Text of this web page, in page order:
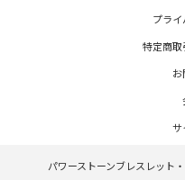
プラ
特定商
サ
パワーストーンブレスレット